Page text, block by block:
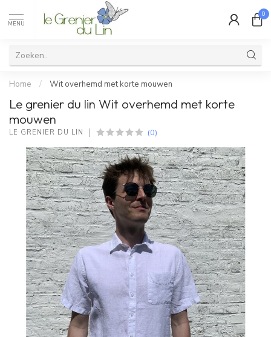
MENU
0
Home / Wit overhemd met korte mouwen
Le grenier du lin Wit overhemd met korte
mouwen
LE GRENIER DU LIN (0)